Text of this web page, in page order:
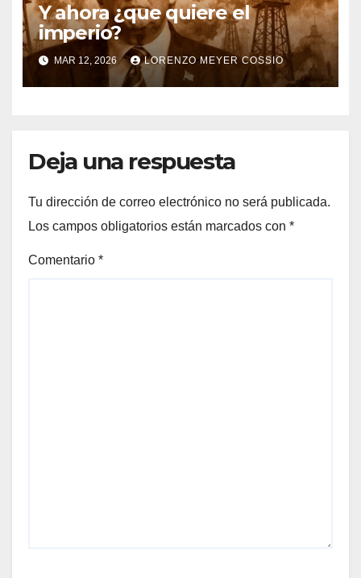
Y ahora ¿que quiere el
imperio?
MAR 12, 2026 LORENZO MEYER COSSIO
Deja una respuesta
Tu dirección de correo electrónico no será publicada.
Los campos obligatorios están marcados con *
Comentario *